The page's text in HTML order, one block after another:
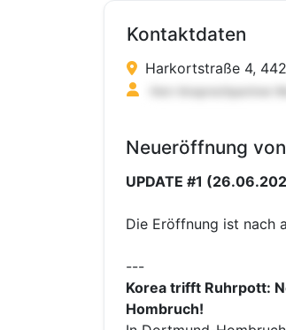
Kontaktdaten
Harkortstraße 4,
Neueröffnung
UPDATE #1
Die Eröffnung ist nach
---
Korea trifft Ruhrpott:
Hombruch!